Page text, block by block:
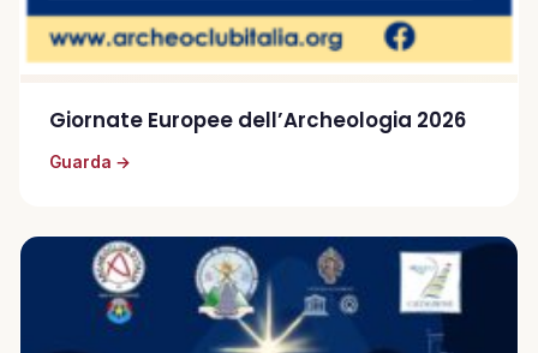
Giornate Europee dell’Archeologia 2026
Guarda →